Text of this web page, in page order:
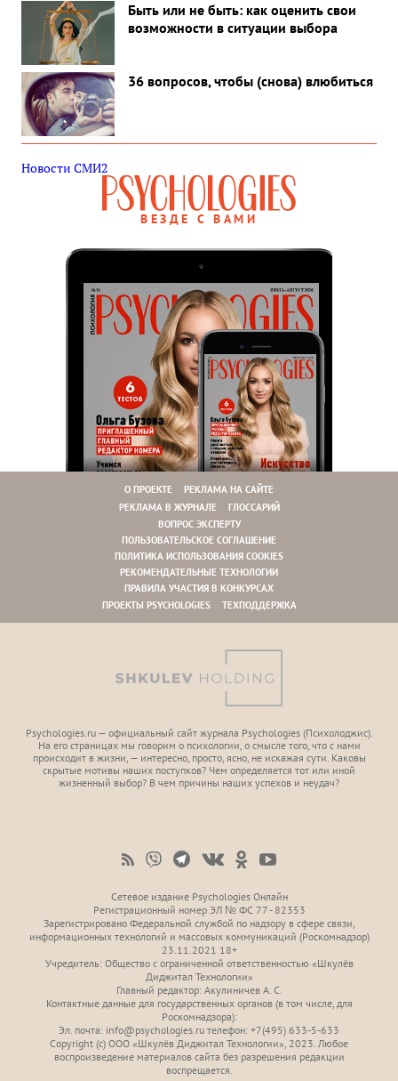
Быть или не быть: как оценить свои
возможности в ситуации выбора
36 вопросов, чтобы (снова) влюбиться
Новости СМИ2
ВЕЗДЕ С ВАМИ
О ПРОЕКТЕ
РЕКЛАМА НА САЙТЕ
РЕКЛАМА В ЖУРНАЛЕ
ГЛОССАРИЙ
ВОПРОС ЭКСПЕРТУ
ПОЛЬЗОВАТЕЛЬСКОЕ СОГЛАШЕНИЕ
ПОЛИТИКА ИСПОЛЬЗОВАНИЯ COOKIES
РЕКОМЕНДАТЕЛЬНЫЕ ТЕХНОЛОГИИ
ПРАВИЛА УЧАСТИЯ В КОНКУРСАХ
ПРОЕКТЫ PSYCHOLOGIES
ТЕХПОДДЕРЖКА
Psychologies.ru — официальный сайт журнала Psychologies (Психoлоджиc).
На его страницах мы говорим о психологии, о смысле того, что с нами
происходит в жизни, — интересно, просто, ясно, не искажая сути. Каковы
скрытые мотивы наших поступков? Чем определяется тот или иной
жизненный выбор? В чем причины наших успехов и неудач?
Сетевое издание Psychologies Онлайн
Регистрационный номер ЭЛ № ФС 77 - 82353
Зарегистрировано Федеральной службой по надзору в сфере связи,
информационных технологий и массовых коммуникаций (Роскомнадзор)
23.11.2021 18+
Учредитель: Общество с ограниченной ответственностью «Шкулёв
Диджитал Технологии»
Главный редактор: Акулиничев А. С.
Контактные данные для государственных органов (в том числе, для
Роскомнадзора):
Эл. почта: info@psychologies.ru телефон: +7(495) 633-5-633
Copyright (с) ООО «Шкулёв Диджитал Технологии», 2023. Любое
воспроизведение материалов сайта без разрешения редакции
воспрещается.